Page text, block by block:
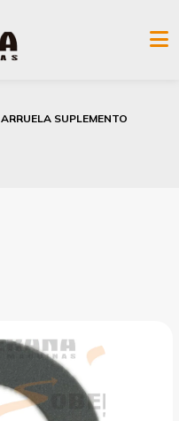
ARRUELA SUPLEMENTO